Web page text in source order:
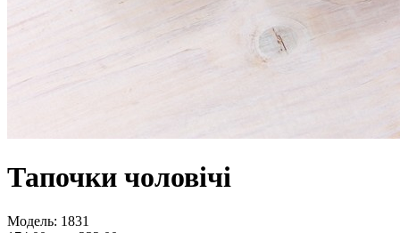
Тапочки чоловічі
Модель: 1831